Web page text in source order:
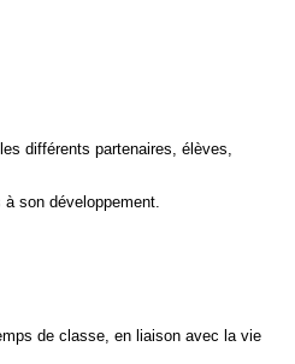
différents partenaires, élèves,
à son développement.
de classe, en liaison avec la vie